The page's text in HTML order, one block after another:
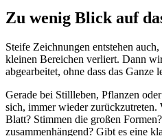
Zu wenig Blick auf
Steife Zeichnungen entstehen
kleinen Bereichen verliert. Dann
abgearbeitet, ohne dass das Ganze
Gerade bei Stillleben, Pflanzen
sich, immer wieder
Blatt? Stimmen die großen
zusammenhängend? Gibt es eine